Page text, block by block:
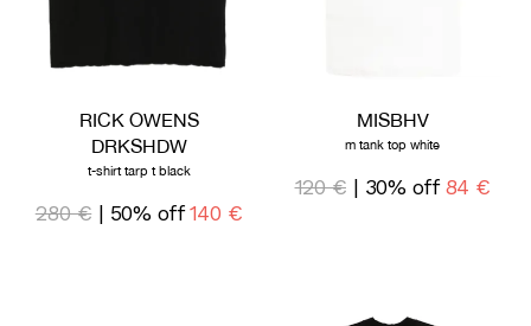
RICK OWENS
DRKSHDW
t-shirt tarp t black
280 € | 50% off 140 €
MISBHV
m tank top white
120 € | 30% off 84 €